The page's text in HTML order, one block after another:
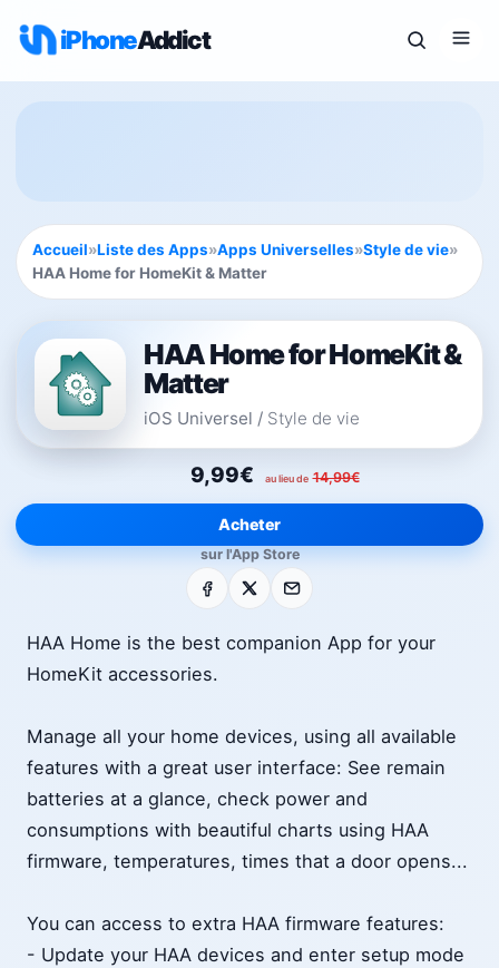
iPhoneAddict
Accueil»Liste des Apps»Apps Universelles»Style de vie»
HAA Home for HomeKit & Matter
HAA Home for HomeKit &
Matter
iOS Universel / Style de vie
9,99€ au lieu de 14,99€
Acheter
sur l'App Store
Facebook E-mail
HAA Home is the best companion App for your
HomeKit accessories.
Manage all your home devices, using all available
features with a great user interface: See remain
batteries at a glance, check power and
consumptions with beautiful charts using HAA
firmware, temperatures, times that a door opens...
You can access to extra HAA firmware features:
- Update your HAA devices and enter setup mode